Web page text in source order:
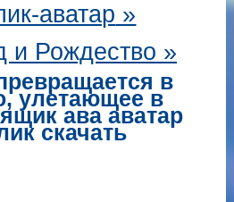
аватар »
и Рождество »
в
улетающее в
ава аватар
скачать